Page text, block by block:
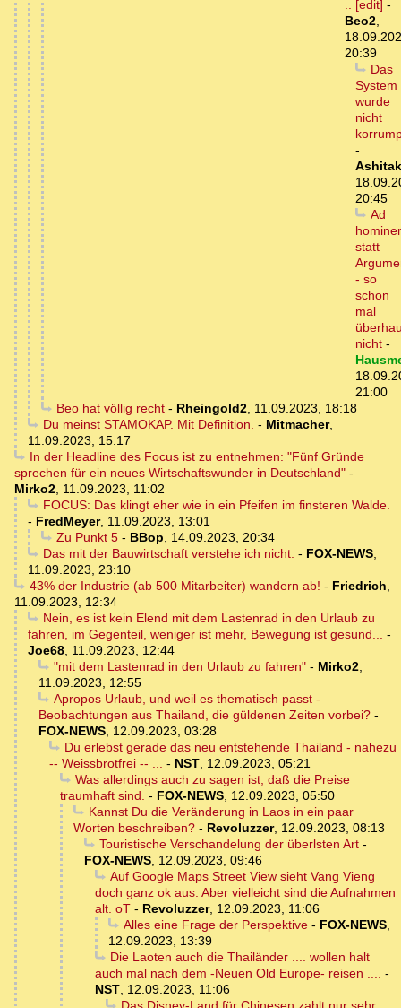
.. [edit] -
Beo2,
20:39
Das
System
wurde
nicht
-
20:45
Ad
statt
- so
schon
mal
nicht -
21:00
Beo hat völlig recht- Rheingold2, 11.09.2023, 18:18
Du meinst STAMOKAP. Mit Definition. - Mitmacher,
11.09.2023, 15:17
In der Headline des Focus ist zu entnehmen: "Fünf Gründe
sprechen für ein neues Wirtschaftswunder in Deutschland" -
Mirko2, 11.09.2023, 11:02
FOCUS: Das klingt eher wie in ein Pfeifen im finsteren Walde.
- FredMeyer, 11.09.2023, 13:01
Zu Punkt 5- BBop, 14.09.2023, 20:34
Das mit der Bauwirtschaft verstehe ich nicht. - FOX-NEWS,
11.09.2023, 23:10
43% der Industrie (ab 500 Mitarbeiter) wandern ab! - Friedrich,
11.09.2023, 12:34
Nein, es ist kein Elend mit dem Lastenrad in den Urlaub zu
fahren, im Gegenteil, weniger ist mehr, Bewegung ist gesund... -
Joe68, 11.09.2023, 12:44
"mit dem Lastenrad in den Urlaub zu fahren"- Mirko2,
11.09.2023, 12:55
Apropos Urlaub, und weil es thematisch passt -
Beobachtungen aus Thailand, die güldenen Zeiten vorbei? -
FOX-NEWS, 12.09.2023, 03:28
Du erlebst gerade das neu entstehende Thailand - nahezu
-- Weissbrotfrei -- ... - NST, 12.09.2023, 05:21
Was allerdings auch zu sagen ist, daß die Preise
traumhaft sind. - FOX-NEWS, 12.09.2023, 05:50
Kannst Du die Veränderung in Laos in ein paar
Worten beschreiben? - Revoluzzer, 12.09.2023, 08:13
Touristische Verschandelung der überlsten Art-
FOX-NEWS, 12.09.2023, 09:46
Auf Google Maps Street View sieht Vang Vieng
doch ganz ok aus. Aber vielleicht sind die Aufnahmen
alt. oT - Revoluzzer, 12.09.2023, 11:06
Alles eine Frage der Perspektive- FOX-NEWS,
12.09.2023, 13:39
Die Laoten auch die Thailänder .... wollen halt
auch mal nach dem -Neuen Old Europe- reisen .... -
NST, 12.09.2023, 11:06